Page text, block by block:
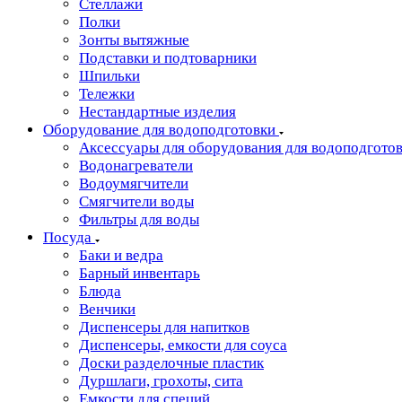
Стеллажи
Полки
Зонты вытяжные
Подставки и подтоварники
Шпильки
Тележки
Нестандартные изделия
Оборудование для водоподготовки
Аксессуары для оборудования для
Водонагреватели
Водоумягчители
Смягчители воды
Фильтры для воды
Посуда
Баки и ведра
Барный инвентарь
Блюда
Венчики
Диспенсеры для напитков
Диспенсеры, емкости для соуса
Доски разделочные пластик
Дуршлаги, грохоты, сита